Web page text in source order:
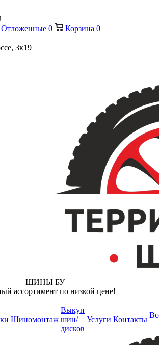
Отложенные 0 Корзина 0
3к19
ШИНЫ БУ
ассортимент по низкой цене!
Шиномонтаж
Выкуп
шин/
дисков
Услуги Контакты